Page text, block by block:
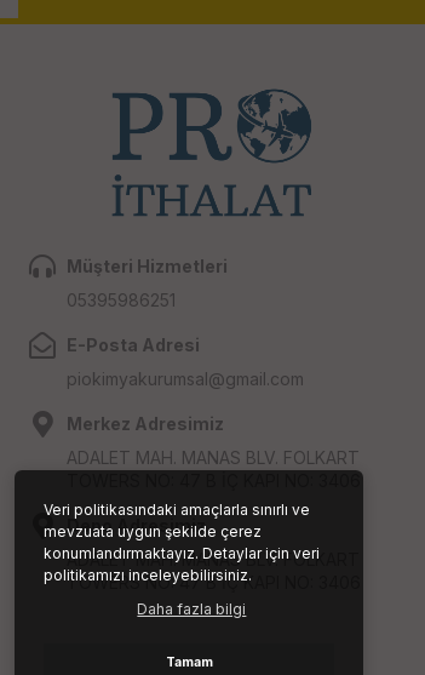
Veri politikasındaki amaçlarla sınırlı ve
mevzuata uygun şekilde çerez
konumlandırmaktayız. Detaylar için veri
politikamızı inceleyebilirsiniz.
Daha fazla bilgi
Tamam
Müşteri Hizmetleri
05395986251
E-Posta Adresi
piokimyakurumsal@gmail.com
Merkez Adresimiz
ADALET MAH. MANAS BLV. FOLKART
Depo Adresimiz
ADALET MAH. MANAS BLV. FOLKART
TOWERS NO: 47 B İÇ KAPI NO: 3406